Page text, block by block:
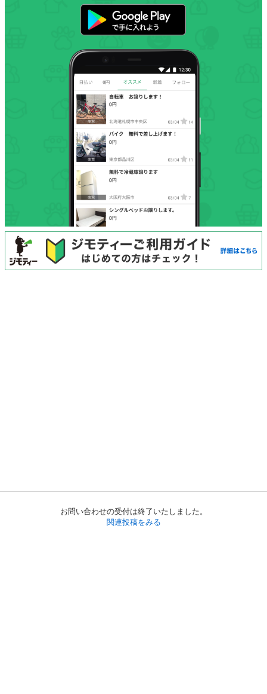
お問い合わせの受付は終了いたしました。
関連投稿をみる